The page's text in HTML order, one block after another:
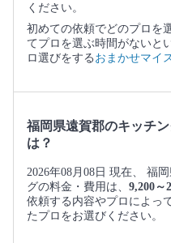
ください。
初めての依頼でどのプロを
てプロを選ぶ時間がないと
ロ選びをする おまかせマイ
福岡県遠賀郡のキッチ
は？
2026年08月08日 現在、 福
グの料金・費用は、 9,200～
依頼する内容やプロによっ
たプロをお選びください。